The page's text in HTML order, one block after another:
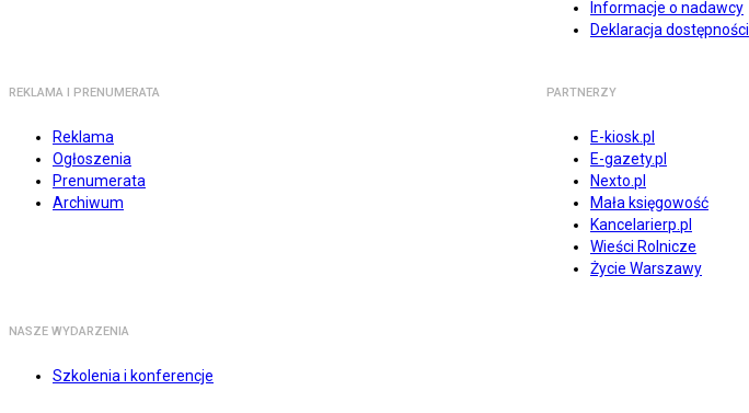
Informacje o nadawcy
Deklaracja dostępności
REKLAMA I PRENUMERATA
Reklama
Ogłoszenia
Prenumerata
Archiwum
PARTNERZY
E-kiosk.pl
E-gazety.pl
Nexto.pl
Mała księgowość
Kancelarierp.pl
Wieści Rolnicze
Życie Warszawy
NASZE WYDARZENIA
Szkolenia i konferencje